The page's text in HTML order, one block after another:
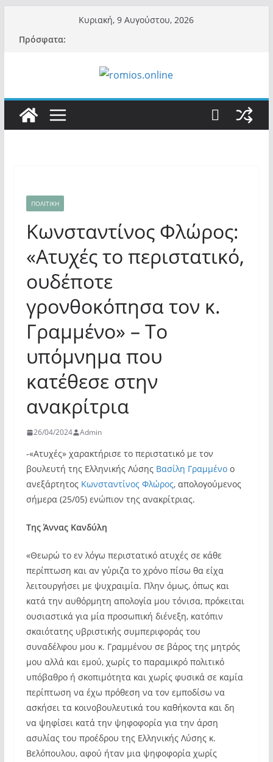
περιεχόμενο
Κυριακή, 9 Αυγούστου, 2026
Πρόσφατα:
ΠΟΛΙΤΙΚΗ
Κωνσταντίνος Φλώρος:
«Ατυχές το περιστατικό,
ουδέποτε
γρονθοκόπησα τον κ.
Γραμμένο» – Το
υπόμνημα που
κατέθεσε στην
ανακρίτρια
26/04/2024 Admin
-«Ατυχές» χαρακτήρισε το περιστατικό με τον
βουλευτή της Ελληνικής Λύσης Βασίλη Γραμμένοο
ανεξάρτητος Κωνσταντίνος Φλώρος, απολογούμενος
σήμερα (25/05) ενώπιον της ανακρίτριας.
Της Άννας Κανδύλη
«Θεωρώ το εν λόγω περιστατικό ατυχές σε κάθε
περίπτωση και αν γύριζα το χρόνο πίσω θα είχα
λειτουργήσει με ψυχραιμία. Πλην όμως, όπως και
κατά την αυθόρμητη απολογία μου τόνισα, πρόκειται
ουσιαστικά για μία προσωπική διένεξη, κατόπιν
σκαιότατης υβριστικής συμπεριφοράς του
συναδέλφου μου κ. Γραμμένου σε βάρος της μητρός
μου αλλά και εμού, χωρίς το παραμικρό πολιτικό
υπόβαθρο ή σκοπιμότητα και χωρίς φυσικά σε καμία
περίπτωση να έχω πρόθεση να τον εμποδίσω να
ασκήσει τα κοινοβουλευτικά του καθήκοντα και δη
να ψηφίσει κατά την ψηφοφορία για την άρση
ασυλίας του προέδρου της Ελληνικής Λύσης κ.
Βελόπουλου, αφού ήταν μια ψηφοφορία χωρίς